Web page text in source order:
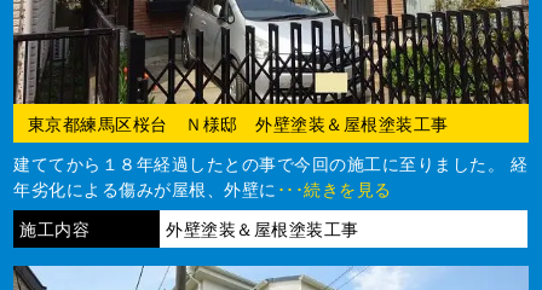
東京都練馬区桜台 Ｎ様邸 外壁塗装＆屋根塗装工事
建ててから１８年経過したとの事で今回の施工に至りました。 経
年劣化による傷みが屋根、外壁に ･･･続きを見る
施工内容
外壁塗装＆屋根塗装工事